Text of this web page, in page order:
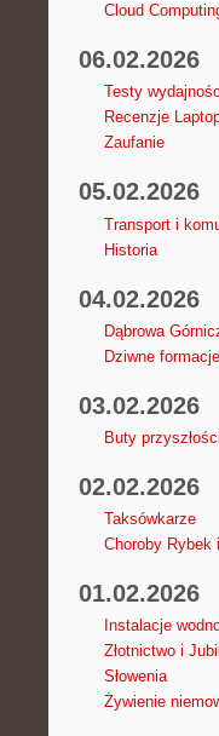
Cloud
06.02.2026
Testy
Recenzje
Zaufanie
05.02.2026
Transport i
Historia
04.02.2026
Dąbrowa
Dziwne
03.02.2026
Buty
02.02.2026
Taksówkarze
Choroby Rybek
01.02.2026
Instalacje
Złotnictwo i
Słowenia
Żywienie